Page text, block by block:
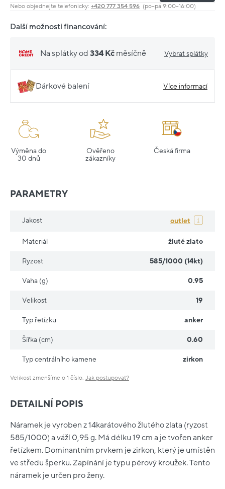
Nebo objednejte telefonicky: +420 777 354 596 (po–pá 9:00–16:00)
Další možnosti financování:
Na splátky od 334 Kč měsíčně Vybrat splátky
Dárkové balení Více informací
Výměna do
30 dnů
Ověřeno
zákazníky
Česká firma
DETAILNÍ POPIS
Náramek je vyroben z 14karátového žlutého zlata (ryzost
585/1000) a váží 0,95 g. Má délku 19 cm a je tvořen anker
řetízkem. Dominantním prvkem je zirkon, který je umístěn
ve středu šperku. Zapínání je typu pérový kroužek. Tento
náramek je určen pro ženy.
PARAMETRY
Jakost outlet
Materiál žluté zlato
Ryzost 585/1000 (14kt)
Vaha (g) 0.95
Velikost 19
Typ řetízku anker
Šířka (cm) 0.60
Typ centrálního kamene zirkon
Velikost zmenšíme o 1 číslo. Jak postupovat?